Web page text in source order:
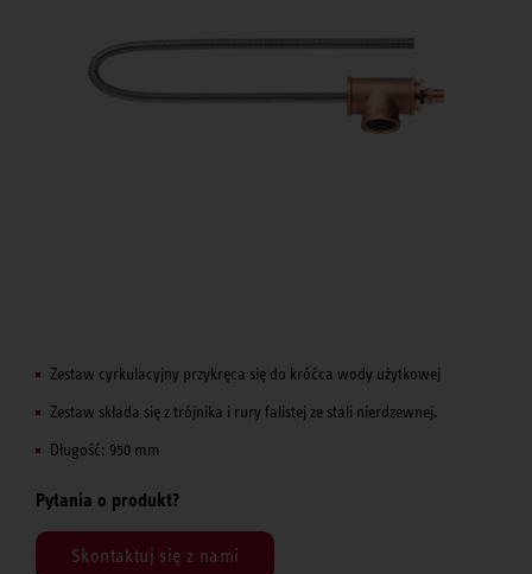
Zestaw cyrkulacyjny przykręca się do króćca wody użytkowej
Zestaw składa się z trójnika i rury falistej ze stali nierdzewnej.
Długość: 950 mm
Pytania o produkt?
Skontaktuj się z nami